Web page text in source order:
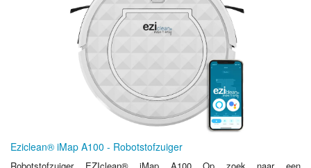
Eziclean® iMap A100 - Robotstofzuiger